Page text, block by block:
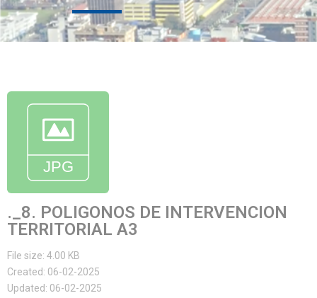
._8. POLIGONOS DE INTERVENCION
TERRITORIAL A3
File size: 4.00 KB
Created: 06-02-2025
Updated: 06-02-2025